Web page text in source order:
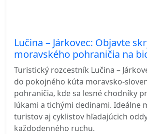
Lučina – Járkovec: Objavte
moravského pohraničia na
Turistický rozcestník Lučina –
do pokojného kúta moravsko-
pohraničia, kde sa lesné chodníky
lúkami a tichými dedinami. Ideálne
turistov aj cyklistov hľadajúcich
každodenného ruchu.